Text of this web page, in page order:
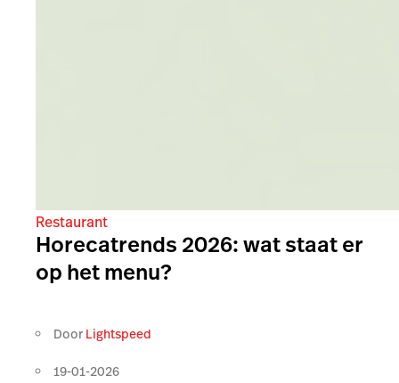
Restaurant
Horecatrends 2026: wat staat er
op het menu?
Door Lightspeed
19-01-2026